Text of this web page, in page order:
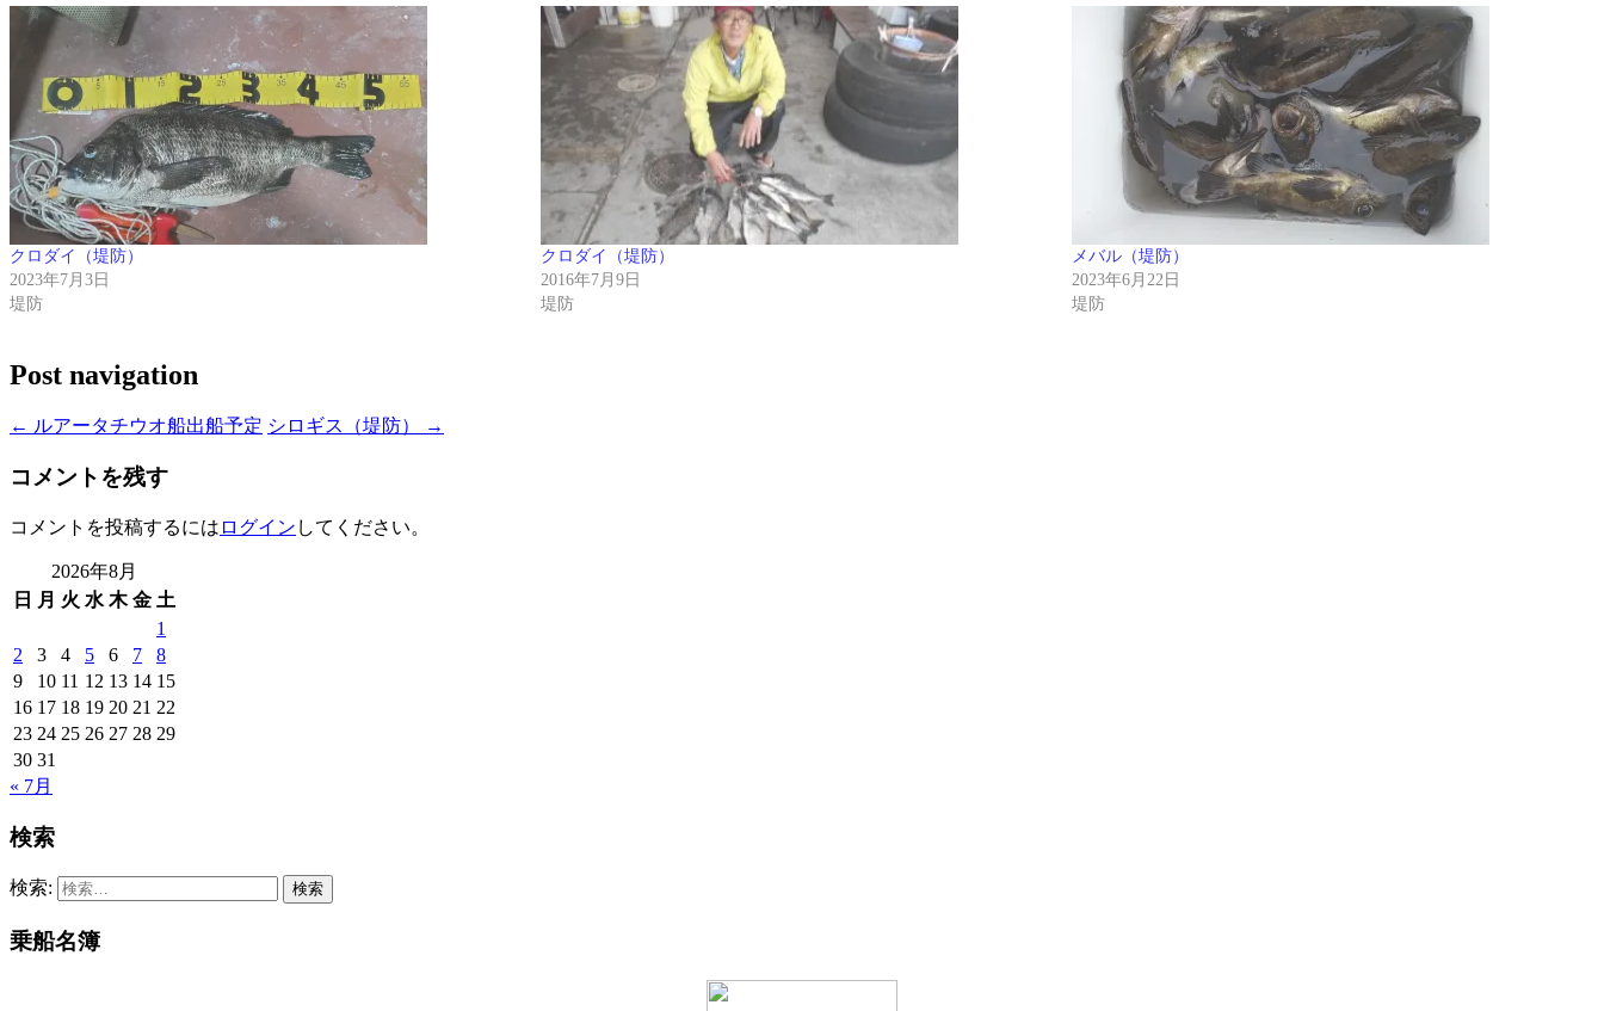
クロダイ（堤防）
2023年7月3日
堤防
クロダイ（堤防）
2016年7月9日
堤防
メバル（堤防）
2023年6月22日
堤防
Post navigation
← ルアータチウオ船出船予定 シロギス（堤防） →
コメントを残す
コメントを投稿するには ログイン してください。
2026年8月
日
月 火 水 木 金 土
1
2
3 4 5 6 7
8
9
10 11 12 13 14 15
16 17 18 19 20 21 22
23 24 25 26 27 28 29
30 31
« 7月
検索
検索:
乗船名簿